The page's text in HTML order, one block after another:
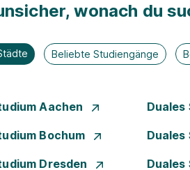
wonach du
Beliebte Studiengänge
Aachen Duales
Bochum Duales
Dresden Duales